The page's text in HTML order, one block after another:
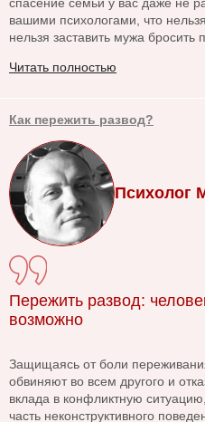
спасение семьи у вас даже не
вашими психологами, что
нельзя заставить мужа бросить
Читать полностью
Как пережить развод?
Психолог
Пережить развод:
возможно
Защищаясь от боли
обвиняют во всем другого и
вклада в конфликтную
часть неконструктивного